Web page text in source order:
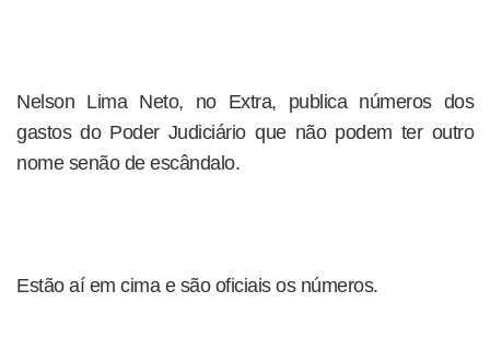
Nelson Lima Neto, no Extra, publica números dos
gastos do Poder Judiciário que não podem ter outro
nome senão de escândalo.
Estão aí em cima e são oficiais os números.